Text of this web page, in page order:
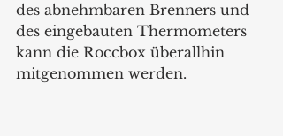
des abnehmbaren Brenners und
des eingebauten Thermometers
kann die Roccbox überallhin
mitgenommen werden.